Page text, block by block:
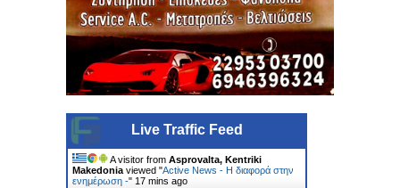
Live Traffic Feed
A visitor from Asprovalta, Kentriki
Makedonia viewed "Active News - Η διαφορά στην
ενημέρωση -" 17 mins ago